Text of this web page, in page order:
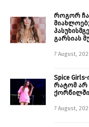
როგორ
გარსიას
7 August,
Spice
რატომ არ
ქორწილში
7 August,